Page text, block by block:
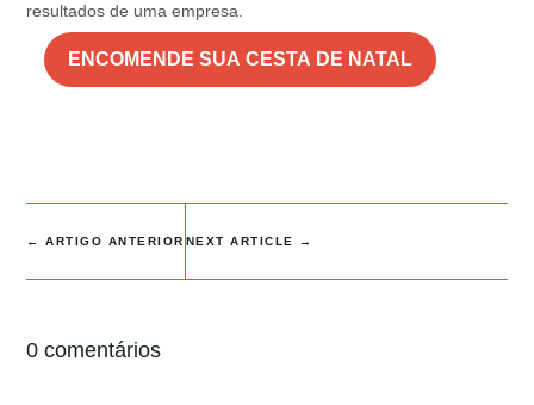
resultados de uma empresa.
ENCOMENDE SUA CESTA DE NATAL
←ARTIGO ANTERIOR NEXT ARTICLE →
0 comentários